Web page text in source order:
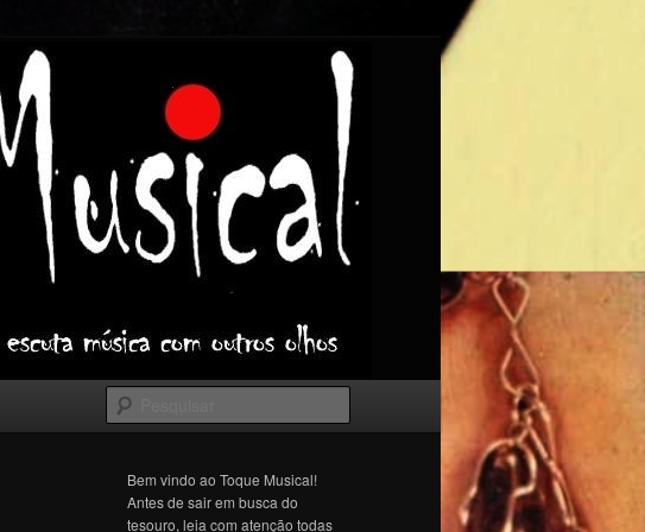
Bem vindo ao Toque Musical!
Antes de sair em busca do
tesouro, leia com atenção todas